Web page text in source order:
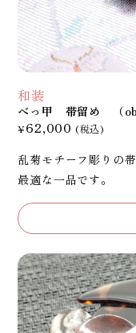
和装
べっ甲 帯留め （
¥62,000 (税込)
乱菊モチーフ彫りの
最適な一品です。